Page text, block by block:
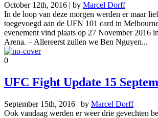
October 12th, 2016 | by Marcel Dorff
In de loop van deze morgen werden er maar
toegevoegd aan de UFN 101 card in
evenement vind plaats op 27 November 2016
Arena. – Allereerst zullen we Ben Nguyen...
0
UFC Fight Update 15
September 15th, 2016 | by Marcel Dorff
Ook vandaag werden er weer drie gevechten